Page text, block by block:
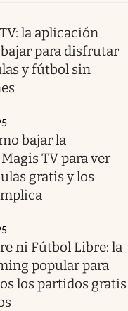
la aplicación
para disfrutar
y fútbol sin
bajar la
TV para ver
gratis y los
ni Fútbol Libre: la
popular para
los partidos gratis